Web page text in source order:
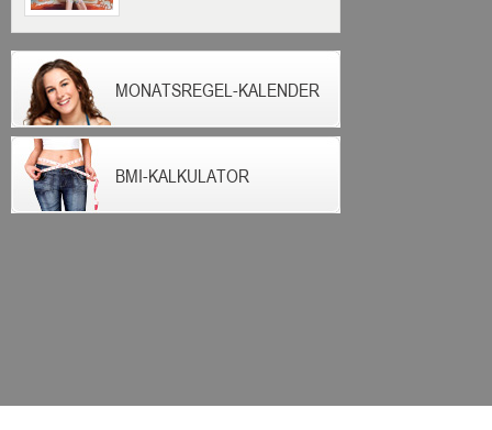
MONATSREGEL-KALENDER
BMI-KALKULATOR